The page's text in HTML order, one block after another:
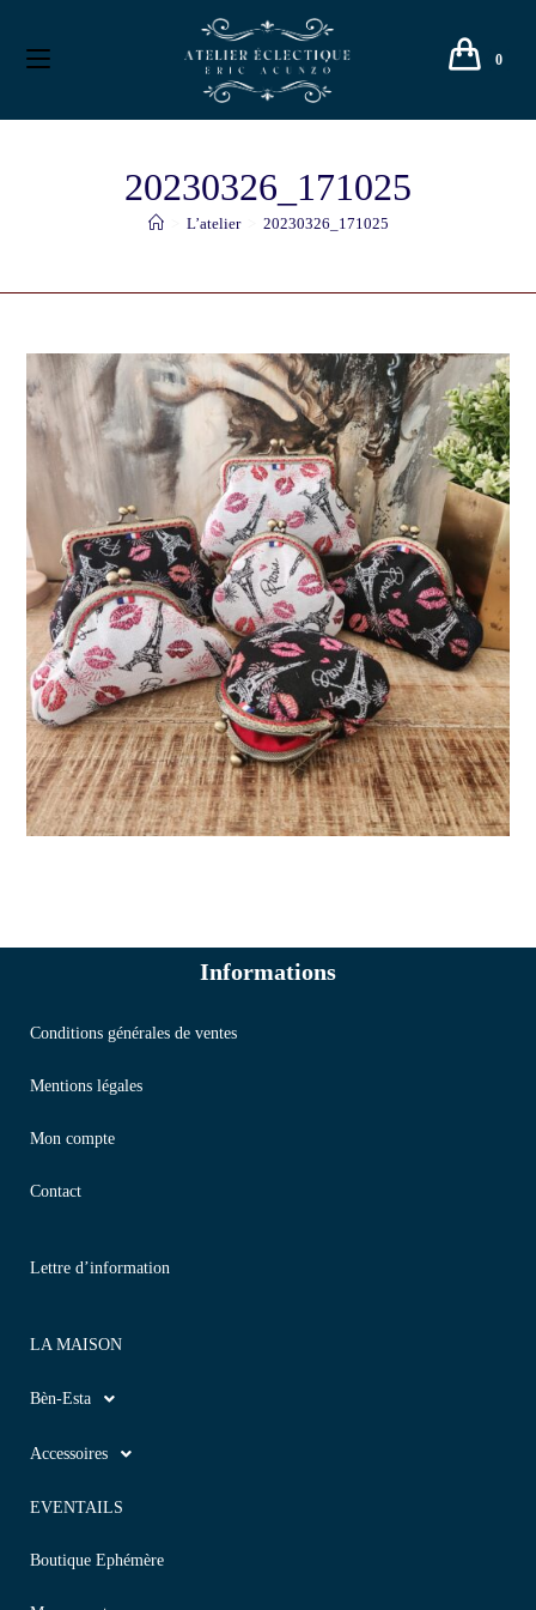
0
20230326_171025
L’atelier 20230326_171025
Informations
Conditions générales de ventes
Mentions légales
Mon compte
Contact
Lettre d’information
LA MAISON
Bèn-Esta
Accessoires
EVENTAILS
Boutique Ephémère